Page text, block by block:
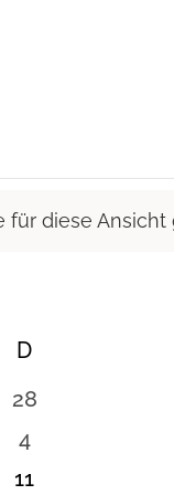
für diese
DDIENSTAG
0
Veranstaltungen
28
0
4
0
11